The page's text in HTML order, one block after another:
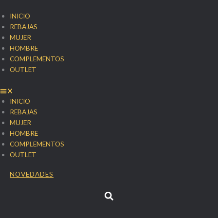
al
contenido
INICIO
REBAJAS
MUJER
HOMBRE
COMPLEMENTOS
OUTLET
INICIO
REBAJAS
MUJER
HOMBRE
COMPLEMENTOS
OUTLET
NOVEDADES